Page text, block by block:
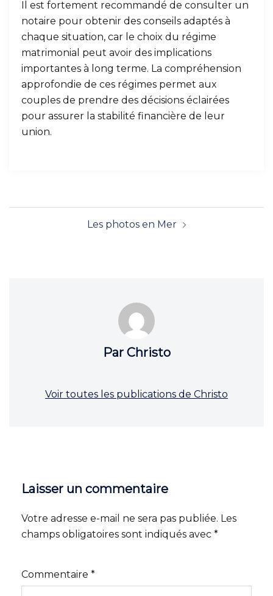
Il est fortement recommandé de consulter un
notaire pour obtenir des conseils adaptés à
chaque situation, car le choix du régime
matrimonial peut avoir des implications
importantes à long terme. La compréhension
approfondie de ces régimes permet aux
couples de prendre des décisions éclairées
pour assurer la stabilité financière de leur
union.
Les photos en Mer
Par Christo
Voir toutes les publications de Christo
Laisser un commentaire
Votre adresse e-mail ne sera pas publiée. Les
champs obligatoires sont indiqués avec *
Commentaire *